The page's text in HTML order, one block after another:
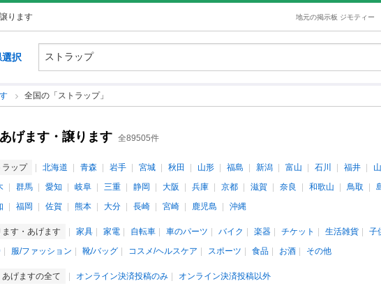
ります 地元の掲示板 ジモティー
択
全国の「ストラップ」
げます・譲ります 全89505件
ラップ 北海道 青森 岩手 宮城 秋田 山形 福島 新潟 富山 石川 福井
群馬 愛知 岐阜 三重 静岡 大阪 兵庫 京都 滋賀 奈良 和歌山 鳥取
福岡 佐賀 熊本 大分 長崎 宮崎 鹿児島 沖縄
す・あげます 家具 家電 自転車 車のパーツ バイク 楽器 チケット 生活雑貨 子
服/ファッション 靴/バッグ コスメ/ヘルスケア スポーツ 食品 お酒 その他
げますの全て オンライン決済投稿のみ オンライン決済投稿以外